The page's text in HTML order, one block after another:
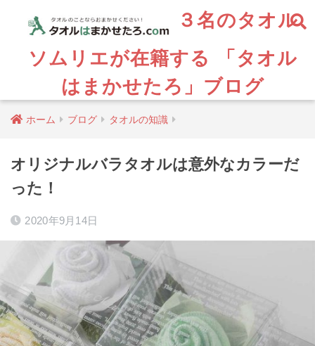
３名のタオル
ソムリエが在籍する 「タオル
はまかせたろ」ブログ
ホーム ブログ タオルの知識
オリジナルバラタオルは意外なカラーだ
った！
2020年9月14日